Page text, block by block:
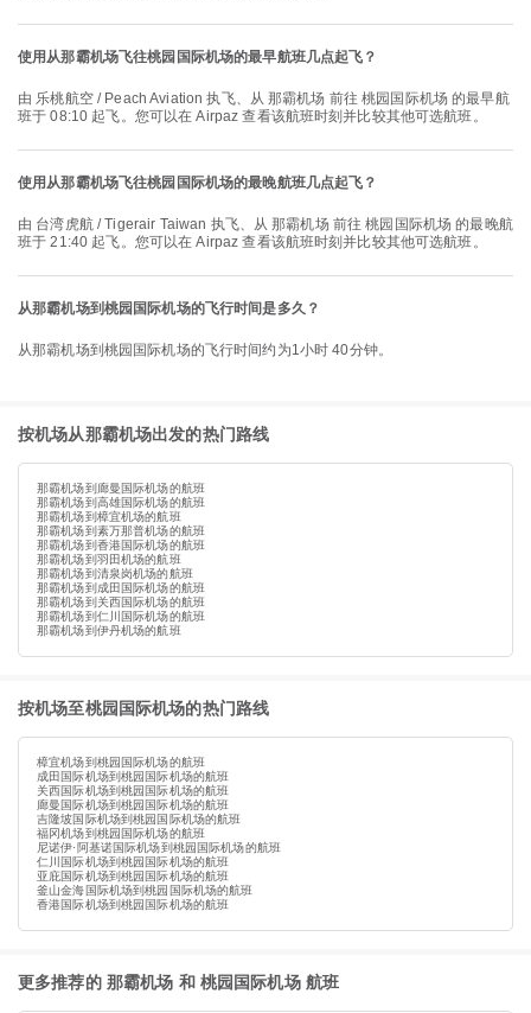
使用从那霸机场飞往桃园国际机场的最早航班几点起飞？
由 乐桃航空 / Peach Aviation 执飞、从 那霸机场 前往 桃园国际机场 的最早航
班于 08:10 起飞。您可以在 Airpaz 查看该航班时刻并比较其他可选航班。
使用从那霸机场飞往桃园国际机场的最晚航班几点起飞？
由 台湾虎航 / Tigerair Taiwan 执飞、从 那霸机场 前往 桃园国际机场 的最晚航
班于 21:40 起飞。您可以在 Airpaz 查看该航班时刻并比较其他可选航班。
从那霸机场到桃园国际机场的飞行时间是多久？
从那霸机场到桃园国际机场的飞行时间约为1小时 40分钟。
按机场从那霸机场出发的热门路线
那霸机场到廊曼国际机场的航班
那霸机场到高雄国际机场的航班
那霸机场到樟宜机场的航班
那霸机场到素万那普机场的航班
那霸机场到香港国际机场的航班
那霸机场到羽田机场的航班
那霸机场到清泉岗机场的航班
那霸机场到成田国际机场的航班
那霸机场到关西国际机场的航班
那霸机场到仁川国际机场的航班
那霸机场到伊丹机场的航班
按机场至桃园国际机场的热门路线
樟宜机场到桃园国际机场的航班
成田国际机场到桃园国际机场的航班
关西国际机场到桃园国际机场的航班
廊曼国际机场到桃园国际机场的航班
吉隆坡国际机场到桃园国际机场的航班
福冈机场到桃园国际机场的航班
尼诺伊·阿基诺国际机场到桃园国际机场的航班
仁川国际机场到桃园国际机场的航班
亚庇国际机场到桃园国际机场的航班
釜山金海国际机场到桃园国际机场的航班
香港国际机场到桃园国际机场的航班
更多推荐的 那霸机场 和 桃园国际机场 航班